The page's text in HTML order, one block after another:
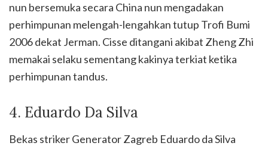
nun bersemuka secara China nun mengadakan
perhimpunan melengah-lengahkan tutup Trofi Bumi
2006 dekat Jerman. Cisse ditangani akibat Zheng Zhi
memakai selaku sementang kakinya terkiat ketika
perhimpunan tandus.
4. Eduardo Da Silva
Bekas striker Generator Zagreb Eduardo da Silva